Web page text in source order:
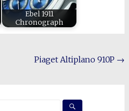
Ebel 1911
Chronograph
Piaget Altiplano 910P →